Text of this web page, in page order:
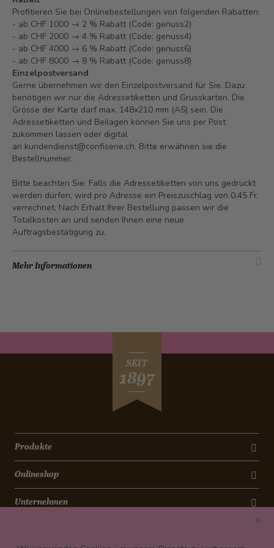
Profitieren Sie bei Onlinebestellungen von folgenden Rabatten:
- ab CHF 1000 → 2 % Rabatt (Code: genuss2)
- ab CHF 2000 → 4 % Rabatt (Code: genuss4)
- ab CHF 4000 → 6 % Rabatt (Code: genuss6)
- ab CHF 8000 → 8 % Rabatt (Code: genuss8)
Einzelpostversand
Gerne übernehmen wir den Einzelpostversand für Sie. Dazu
benötigen wir nur die Adressetiketten und Grusskarten. Die
Grösse der Karte darf max. 148x210 mm (A5) sein. Die
Adressetiketten und Beilagen können Sie uns per Post
zukommen lassen oder digital
an kundendienst@confiserie.ch. Bitte erwähnen sie die
Bestellnummer.
Bitte beachten Sie: Falls die Adressetiketten von uns gedruckt
werden dürfen, wird pro Adresse ein Preiszuschlag von 0.45 Fr.
verrechnet. Nach Erhalt Ihrer Bestellung passen wir die
Totalkosten an und senden Ihnen eine neue
Auftragsbestätigung zu.
Mehr Informationen
SEIT
1897
Produkte
Onlineshop
Unternehmen